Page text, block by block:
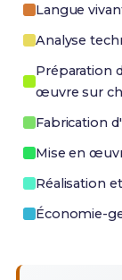
Langue
Analyse
Préparation
œuvre sur
Fabrication
Mise en
Réalisation
Économie-